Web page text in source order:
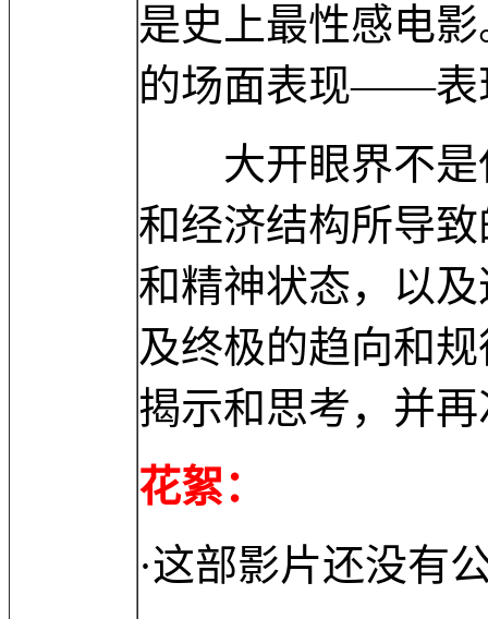
是史上最性感电
的场面表现——表
大开眼界不是
和经济结构所导
和精神状态，以
及终极的趋向和
揭示和思考，并
花絮：
·这部影片还没有